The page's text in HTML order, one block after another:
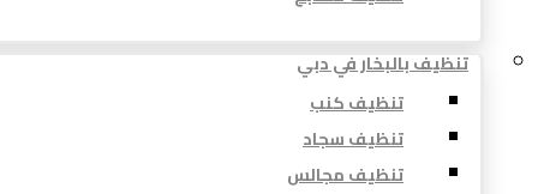
تنظيف بالبخار في دبي
تنظيف كنب
تنظيف سجاد
تنظيف مجالس